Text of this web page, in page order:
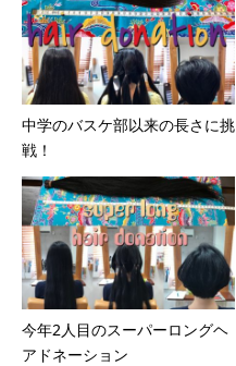
中学のバスケ部以来の長さに挑
戦！
今年2人目のスーパーロングヘ
アドネーション